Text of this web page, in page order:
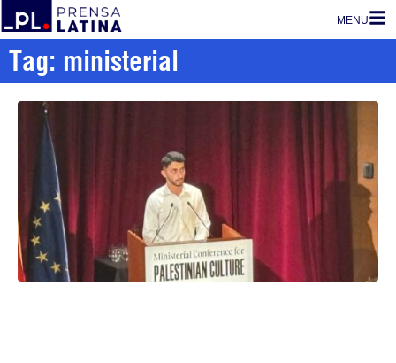
MENU
Tag: ministerial